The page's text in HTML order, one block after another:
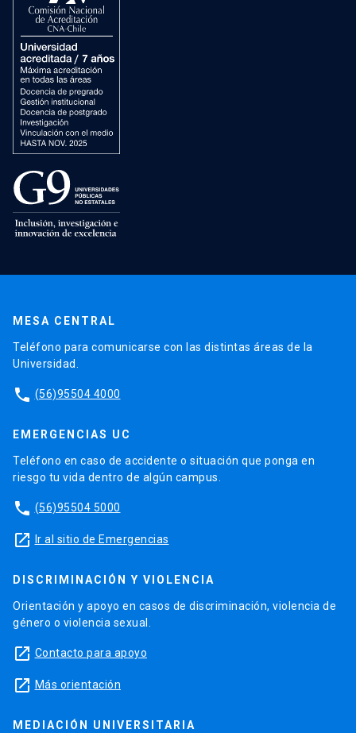
MESA CENTRAL
Teléfono para comunicarse con las distintas áreas de la
Universidad.
phone (56)95504 4000
EMERGENCIAS UC
Teléfono en caso de accidente o situación que ponga en
riesgo tu vida dentro de algún campus.
phone (56)95504 5000
launch Ir al sitio de Emergencias
DISCRIMINACIÓN Y VIOLENCIA
Orientación y apoyo en casos de discriminación, violencia de
género o violencia sexual.
launch Contacto para apoyo
launch Más orientación
MEDIACIÓN UNIVERSITARIA